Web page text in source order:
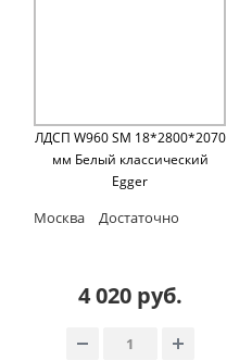
ЛДСП W960 SM 18*2800*2070
мм Белый классический
Egger
Москва Достаточно
4 020 руб.